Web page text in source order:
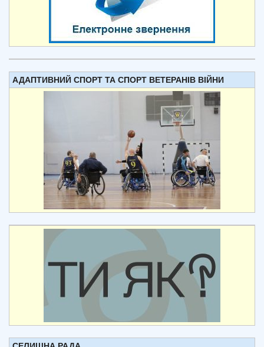
АДАПТИВНИЙ СПОРТ ТА СПОРТ ВЕТЕРАНІВ ВІЙНИ